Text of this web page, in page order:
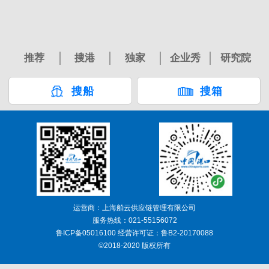
推荐 搜港 独家 企业秀 研究院
搜船 搜箱
运营商：上海舶云供应链管理有限公司
服务热线：021-55156072
鲁ICP备05016100 经营许可证：鲁B2-20170088
©2018-2020 版权所有